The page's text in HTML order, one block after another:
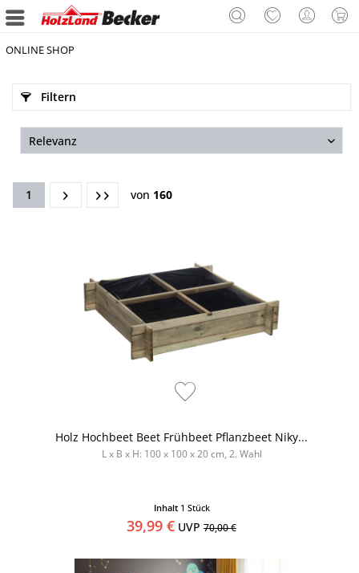
ONLINE SHOP
Filtern
1 von 160
Holz Hochbeet Beet Frühbeet Pflanzbeet Niky...
L x B x H: 100 x 100 x 20 cm, 2. Wahl
Inhalt 1 Stück
39,99 € UVP 70,00 €